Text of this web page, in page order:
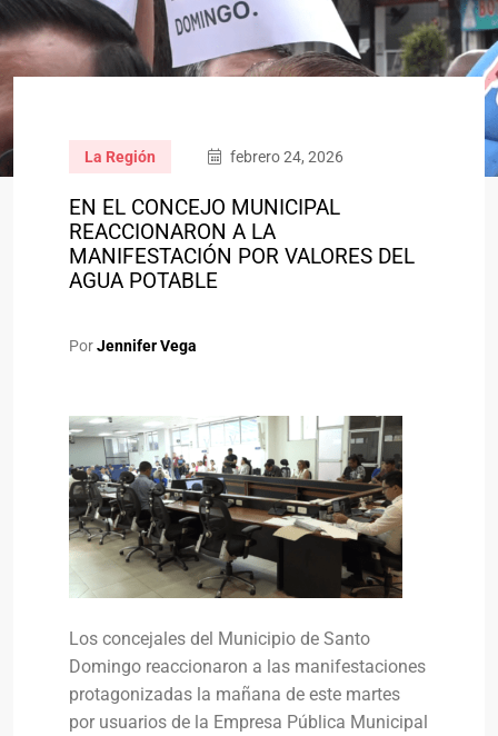
La Región febrero 24, 2026
EN EL CONCEJO MUNICIPAL
REACCIONARON A LA
MANIFESTACIÓN POR VALORES DEL
AGUA POTABLE
PorJennifer Vega
Los concejales del Municipio de Santo
Domingo reaccionaron a las manifestaciones
protagonizadas la mañana de este martes
por usuarios de la Empresa Pública Municipal